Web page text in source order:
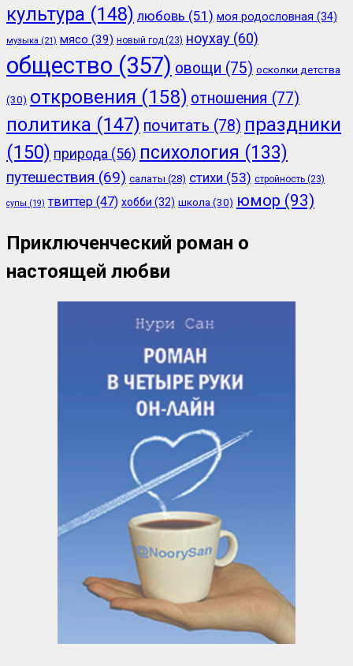
культура (148) любовь (51) моя родословная (34)
музыка (21) мясо (39) новый год (23) ноухау (60)
общество (357) овощи (75) осколки детства
(30) откровения (158) отношения (77)
политика (147) почитать (78) праздники
(150) природа (56) психология (133)
путешествия (69) салаты (28) стихи (53) стройность (23)
супы (19) твиттер (47) хобби (32) школа (30) юмор (93)
Приключенческий роман о
настоящей любви